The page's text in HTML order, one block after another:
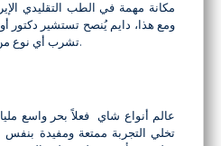
مكانة مهمة في الطب التقليدي
ومع هذا، دايم يُنصح تستشير
تشرب أي نوع من الشاي العشبي بشكل منتظم.
عالم أنواع شاي فعلاً بحر واسع
تخلي التجربة ممتعة ومفيدة